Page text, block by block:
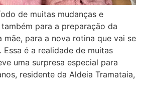
de muitas mudanças e
para a preparação da
para a nova rotina que vai se
Essa é a realidade de muitas
uma surpresa especial para
residente da Aldeia Tramataia,